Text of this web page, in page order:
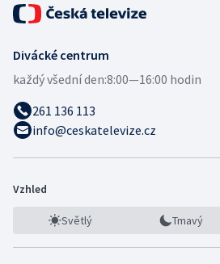
Divácké centrum
každý všední den:8:00—16:00 hodin
261 136 113
info@ceskatelevize.cz
Vzhled
Světlý Tmavý